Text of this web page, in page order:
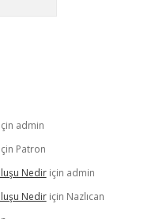
için admin
için Patron
Nediriçin admin
Nediriçin Nazlıcan